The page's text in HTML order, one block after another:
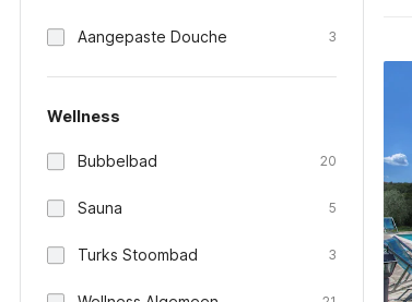
Aangepaste Douche 3
Wellness
Bubbelbad 20
Sauna 5
Turks Stoombad 3